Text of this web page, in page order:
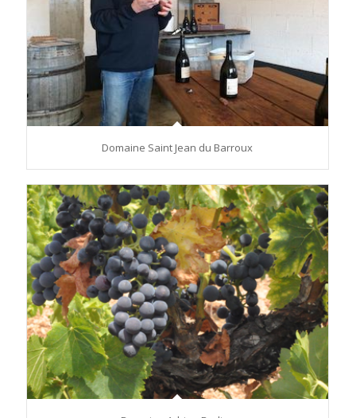
Domaine Saint Jean du Barroux